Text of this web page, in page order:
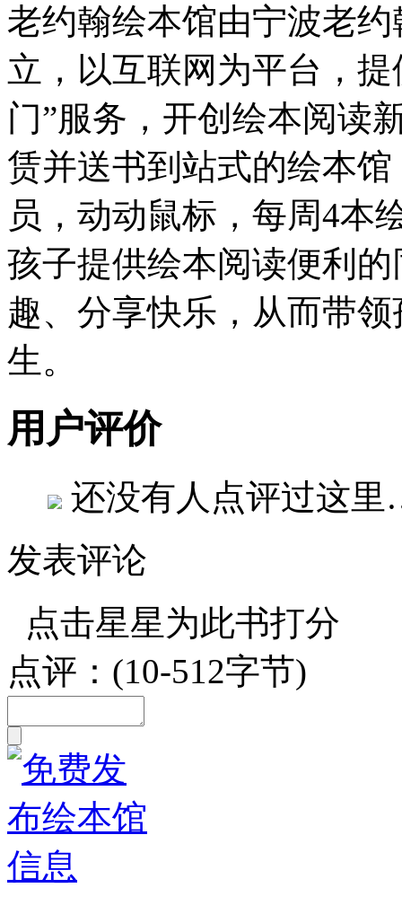
老约翰绘本馆由宁波老
立，以互联网为平台，
门”服务，开创绘本阅读
赁并送书到站式的绘本
员，动动鼠标，每周4本
孩子提供绘本阅读便利
趣、分享快乐，从而带
生。
用户评价
还没有人点评过这
发表评论
点击星星为此书打分
点评：(10-512字节)